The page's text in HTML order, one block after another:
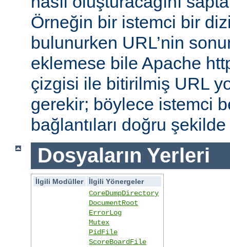
Örneğin bir istemci bir
bulunurken URL’nin
eklemese bile Apache
çizgisi ile bitirilmiş URL
gerekir; böylece istemci
bağlantıları doğru
Dosyaların Yerleri
İlgili Modüller
İlgili Yönergeler
CoreDumpDirectory
DocumentRoot
ErrorLog
Mutex
PidFile
ScoreBoardFile